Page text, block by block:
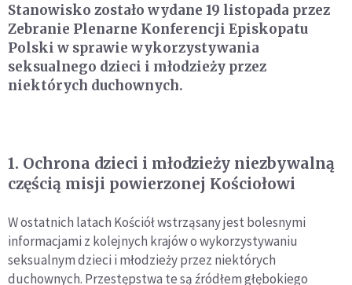
Stanowisko zostało wydane 19 listopada przez
Zebranie Plenarne Konferencji Episkopatu
Polski w sprawie wykorzystywania
seksualnego dzieci i młodzieży przez
niektórych duchownych.
1. Ochrona dzieci i młodzieży niezbywalną
częścią misji powierzonej Kościołowi
W ostatnich latach Kościół wstrząsany jest bolesnymi
informacjami z kolejnych krajów o wykorzystywaniu
seksualnym dzieci i młodzieży przez niektórych
duchownych. Przestępstwa te są źródłem głębokiego